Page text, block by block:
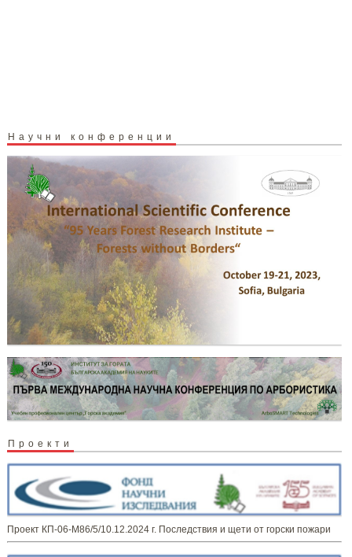
Научни конференции
Проекти
Проект КП-06-М86/5/10.12.2024 г. Последствия и щети от горски пожари